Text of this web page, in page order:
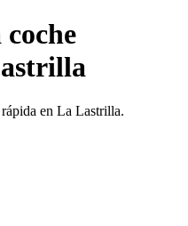
rápida en La Lastrilla.